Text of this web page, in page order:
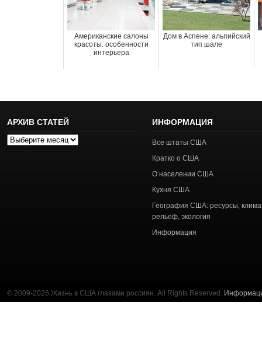
Американские салоны
красоты: особенности
интерьера
Дом в Аспене: альпийский
тип шале
АРХИВ СТАТЕЙ
Архив
ИНФОРМАЦИЯ
Все штаты США
Кратко о США
О населении США
Кухня США
География США: ресурсы,
рельеф, экология
Информация
© 2009-2026 Жизнь в США глазами россиян. All Rights Reserved.